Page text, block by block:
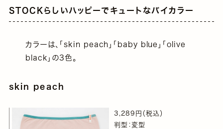
STOCKらしいハッピーでキュートなバイカラー
カラーは、「skin peach」「baby blue」「olive
black」の3色。
skin peach
3,289円（税込）
判型：変型